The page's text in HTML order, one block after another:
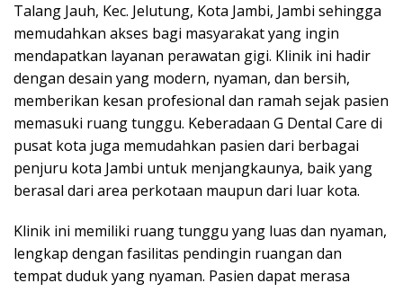
Talang Jauh, Kec. Jelutung, Kota Jambi, Jambi sehingga
memudahkan akses bagi masyarakat yang ingin
mendapatkan layanan perawatan gigi. Klinik ini hadir
dengan desain yang modern, nyaman, dan bersih,
memberikan kesan profesional dan ramah sejak pasien
memasuki ruang tunggu. Keberadaan G Dental Care di
pusat kota juga memudahkan pasien dari berbagai
penjuru kota Jambi untuk menjangkaunya, baik yang
berasal dari area perkotaan maupun dari luar kota.
Klinik ini memiliki ruang tunggu yang luas dan nyaman,
lengkap dengan fasilitas pendingin ruangan dan
tempat duduk yang nyaman. Pasien dapat merasa